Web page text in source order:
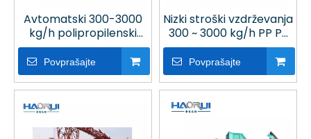
Avtomatski 300-3000
kg/h polipropilenski
polietilenski pralni stroj
v obratu za recikliranje
plastike
Povprašajte
Nizki stroški vzdrževanja
300 ~ 3000 kg/h PP PE
linija za pranje steklenic
za recikliranje plastike
Povprašajte